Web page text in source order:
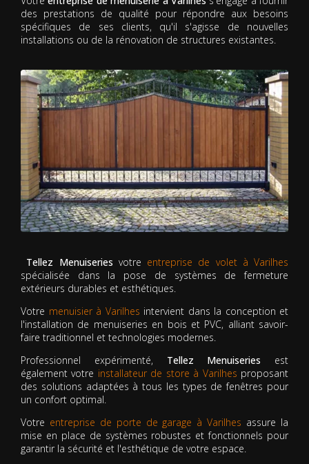
des prestations de qualité pour répondre aux besoins
spécifiques de ses clients, qu'il s'agisse de nouvelles
installations ou de la rénovation de structures existantes.
Tellez Menuiseries votre entreprise de volet à Varilhes
spécialisée dans la pose de systèmes de fermeture
extérieurs durables et esthétiques.
Votre menuisier à Varilhes intervient dans la conception et
l'installation de menuiseries en bois et PVC, alliant savoir-
faire traditionnel et technologies modernes.
Professionnel expérimenté, Tellez Menuiseries est
également votre installateur de store à Varilhes proposant
des solutions adaptées à tous les types de fenêtres pour
un confort optimal.
Votre entreprise de porte de garage à Varilhes assure la
mise en place de systèmes robustes et fonctionnels pour
garantir la sécurité et l'esthétique de votre espace.